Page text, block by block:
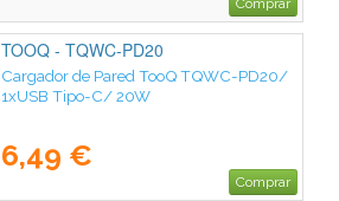
Comprar
TOOQ - TQWC-PD20
Cargador de Pared TooQ TQWC-PD20/
1xUSB Tipo-C/ 20W
6,49 €
Comprar